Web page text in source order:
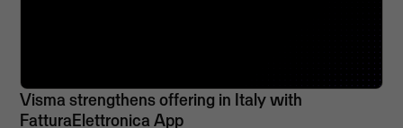
Visma strengthens offering in Italy with
FatturaElettronica App